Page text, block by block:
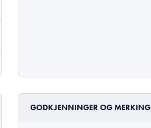
GODKJENNINGER OG MERKING